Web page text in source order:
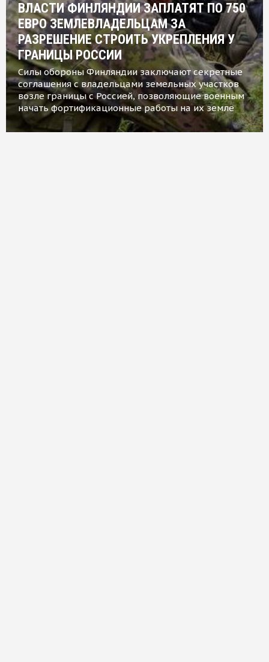
ВЛАСТИ ФИНЛЯНДИИ ЗАПЛАТЯТ ПО 750
ЕВРО ЗЕМЛЕВЛАДЕЛЬЦАМ ЗА
РАЗРЕШЕНИЕ СТРОИТЬ УКРЕПЛЕНИЯ У
ГРАНИЦЫ РОССИИ
Силы обороны Финляндии заключают секретные
соглашения с владельцами земельных участков
возле границы с Россией, позволяющие военным
начать фортификационные работы на их земле